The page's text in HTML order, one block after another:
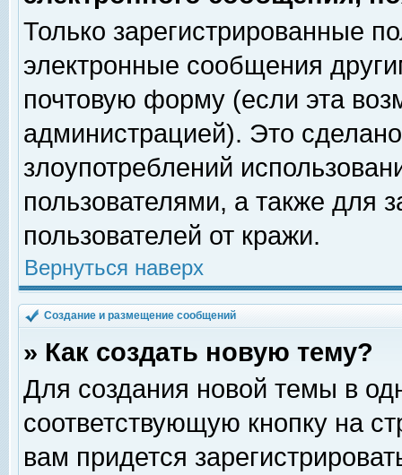
Только зарегистрированные
электронные сообщения
почтовую форму (если эта
администрацией). Это
злоупотреблений
пользователями, а также для
пользователей от кражи.
Вернуться наверх
Создание и размещение сообщений
» Как создать новую тему?
Для создания новой темы в
соответствующую кнопку на
вам придется